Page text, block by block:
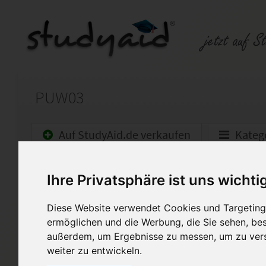
Ihre Privatsphäre ist uns
Diese Website verwendet Cookies und
ermöglichen und die Werbung, die Sie sehen,
außerdem, um Ergebnisse zu messen, um zu
weiter zu entwickeln.
PUW03
Auf StudyAid.de verkaufen
PUW03 -
Note 1 (100/100!
Die Einsendeaufgaben